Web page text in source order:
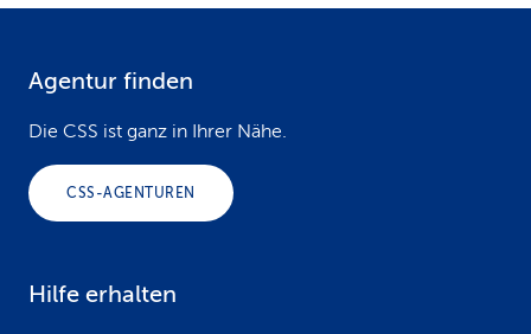
Agentur finden
Die CSS ist ganz in Ihrer Nähe.
CSS-AGENTUREN
Hilfe erhalten